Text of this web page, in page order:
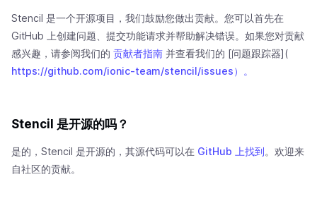
Stencil 是一个开源项目，我们鼓励您做出贡献。您可以首先在
GitHub 上创建问题、提交功能请求并帮助解决错误。如果您对贡献
感兴趣，请参阅我们的 贡献者指南 并查看我们的 [问题跟踪器](
https://github.com/ionic-team/stencil/issues）。
Stencil 是开源的吗？
是的，Stencil 是开源的，其源代码可以在 GitHub 上找到。欢迎来
自社区的贡献。